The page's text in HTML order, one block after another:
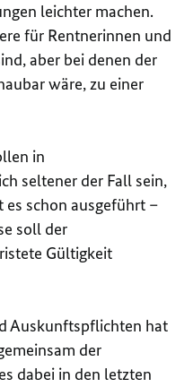
leichter machen.
für Rentnerinnen und
aber bei denen der
wäre, zu einer
in
seltener der Fall sein,
es schon ausgeführt –
soll der
Gültigkeit
Auskunftspflichten hat
der
dabei in den letzten